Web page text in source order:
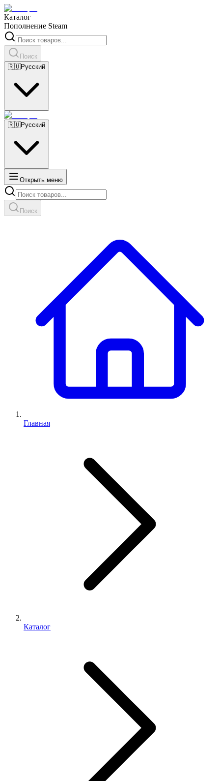
Каталог
Пополнение Steam
Поиск
🇷🇺Русский
🇷🇺Русский
Открыть меню
Поиск
Главная
Каталог